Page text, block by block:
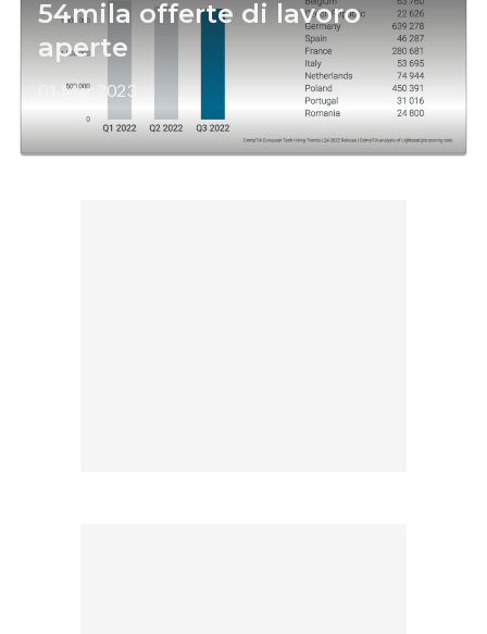
54mila offerte di lavoro
aperte
01 Mar 2023